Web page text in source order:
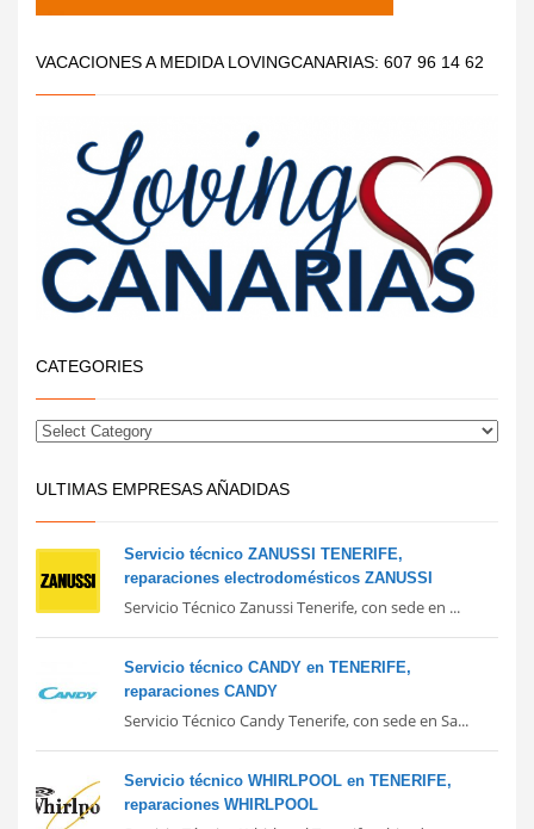
VACACIONES A MEDIDA LOVINGCANARIAS: 607 96 14 62
CATEGORIES
ULTIMAS EMPRESAS AÑADIDAS
Servicio técnico ZANUSSI TENERIFE,
reparaciones electrodomésticos ZANUSSI
Servicio Técnico Zanussi Tenerife, con sede en ...
Servicio técnico CANDY en TENERIFE,
reparaciones CANDY
Servicio Técnico Candy Tenerife, con sede en Sa...
Servicio técnico WHIRLPOOL en TENERIFE,
reparaciones WHIRLPOOL